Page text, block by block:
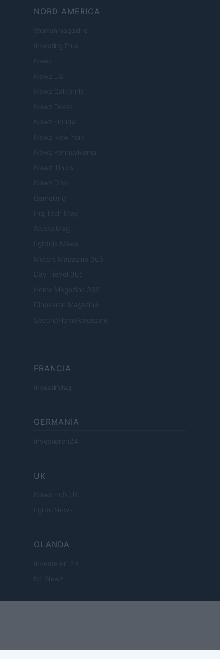
NORD AMERICA
Womanmagazine
Investing Plus
Newz
Newz US
Newz California
Newz Texas
Newz Florida
Newz New York
Newz Pennsylvania
Newz Illinois
Newz Ohio
Gameland
Hig Tech Mag
Scoop Mag
Lgbtqia News
Motors Magazine 365
Day Travel 365
Home Magazine 365
Cineverse Magazine
SecondHomeMagazine
FRANCIA
InvestirMag
GERMANIA
Investieren24
UK
News Hub UK
Lgbtq News
OLANDA
Investeren 24
NL Newz